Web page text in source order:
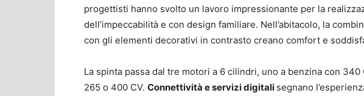
progettisti hanno svolto un lavoro impressionante per la
dell’impeccabilità e con design familiare. Nell’abitacolo, la
con gli elementi decorativi in contrasto creano comfort e
La spinta passa dal tre motori a 6 cilindri, uno a benzina con
265 o 400 CV. Connettività e servizi digitali segnano